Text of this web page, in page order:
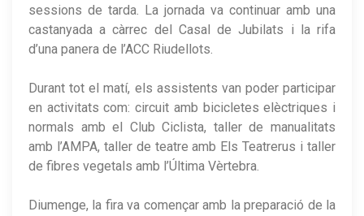
sessions de tarda. La jornada va continuar amb una
castanyada a càrrec del Casal de Jubilats i la rifa
d’una panera de l’ACC Riudellots.
Durant tot el matí, els assistents van poder participar
en activitats com: circuit amb bicicletes elèctriques i
normals amb el Club Ciclista, taller de manualitats
amb l’AMPA, taller de teatre amb Els Teatrerus i taller
de fibres vegetals amb l’Última Vèrtebra.
Diumenge, la fira va començar amb la preparació de la